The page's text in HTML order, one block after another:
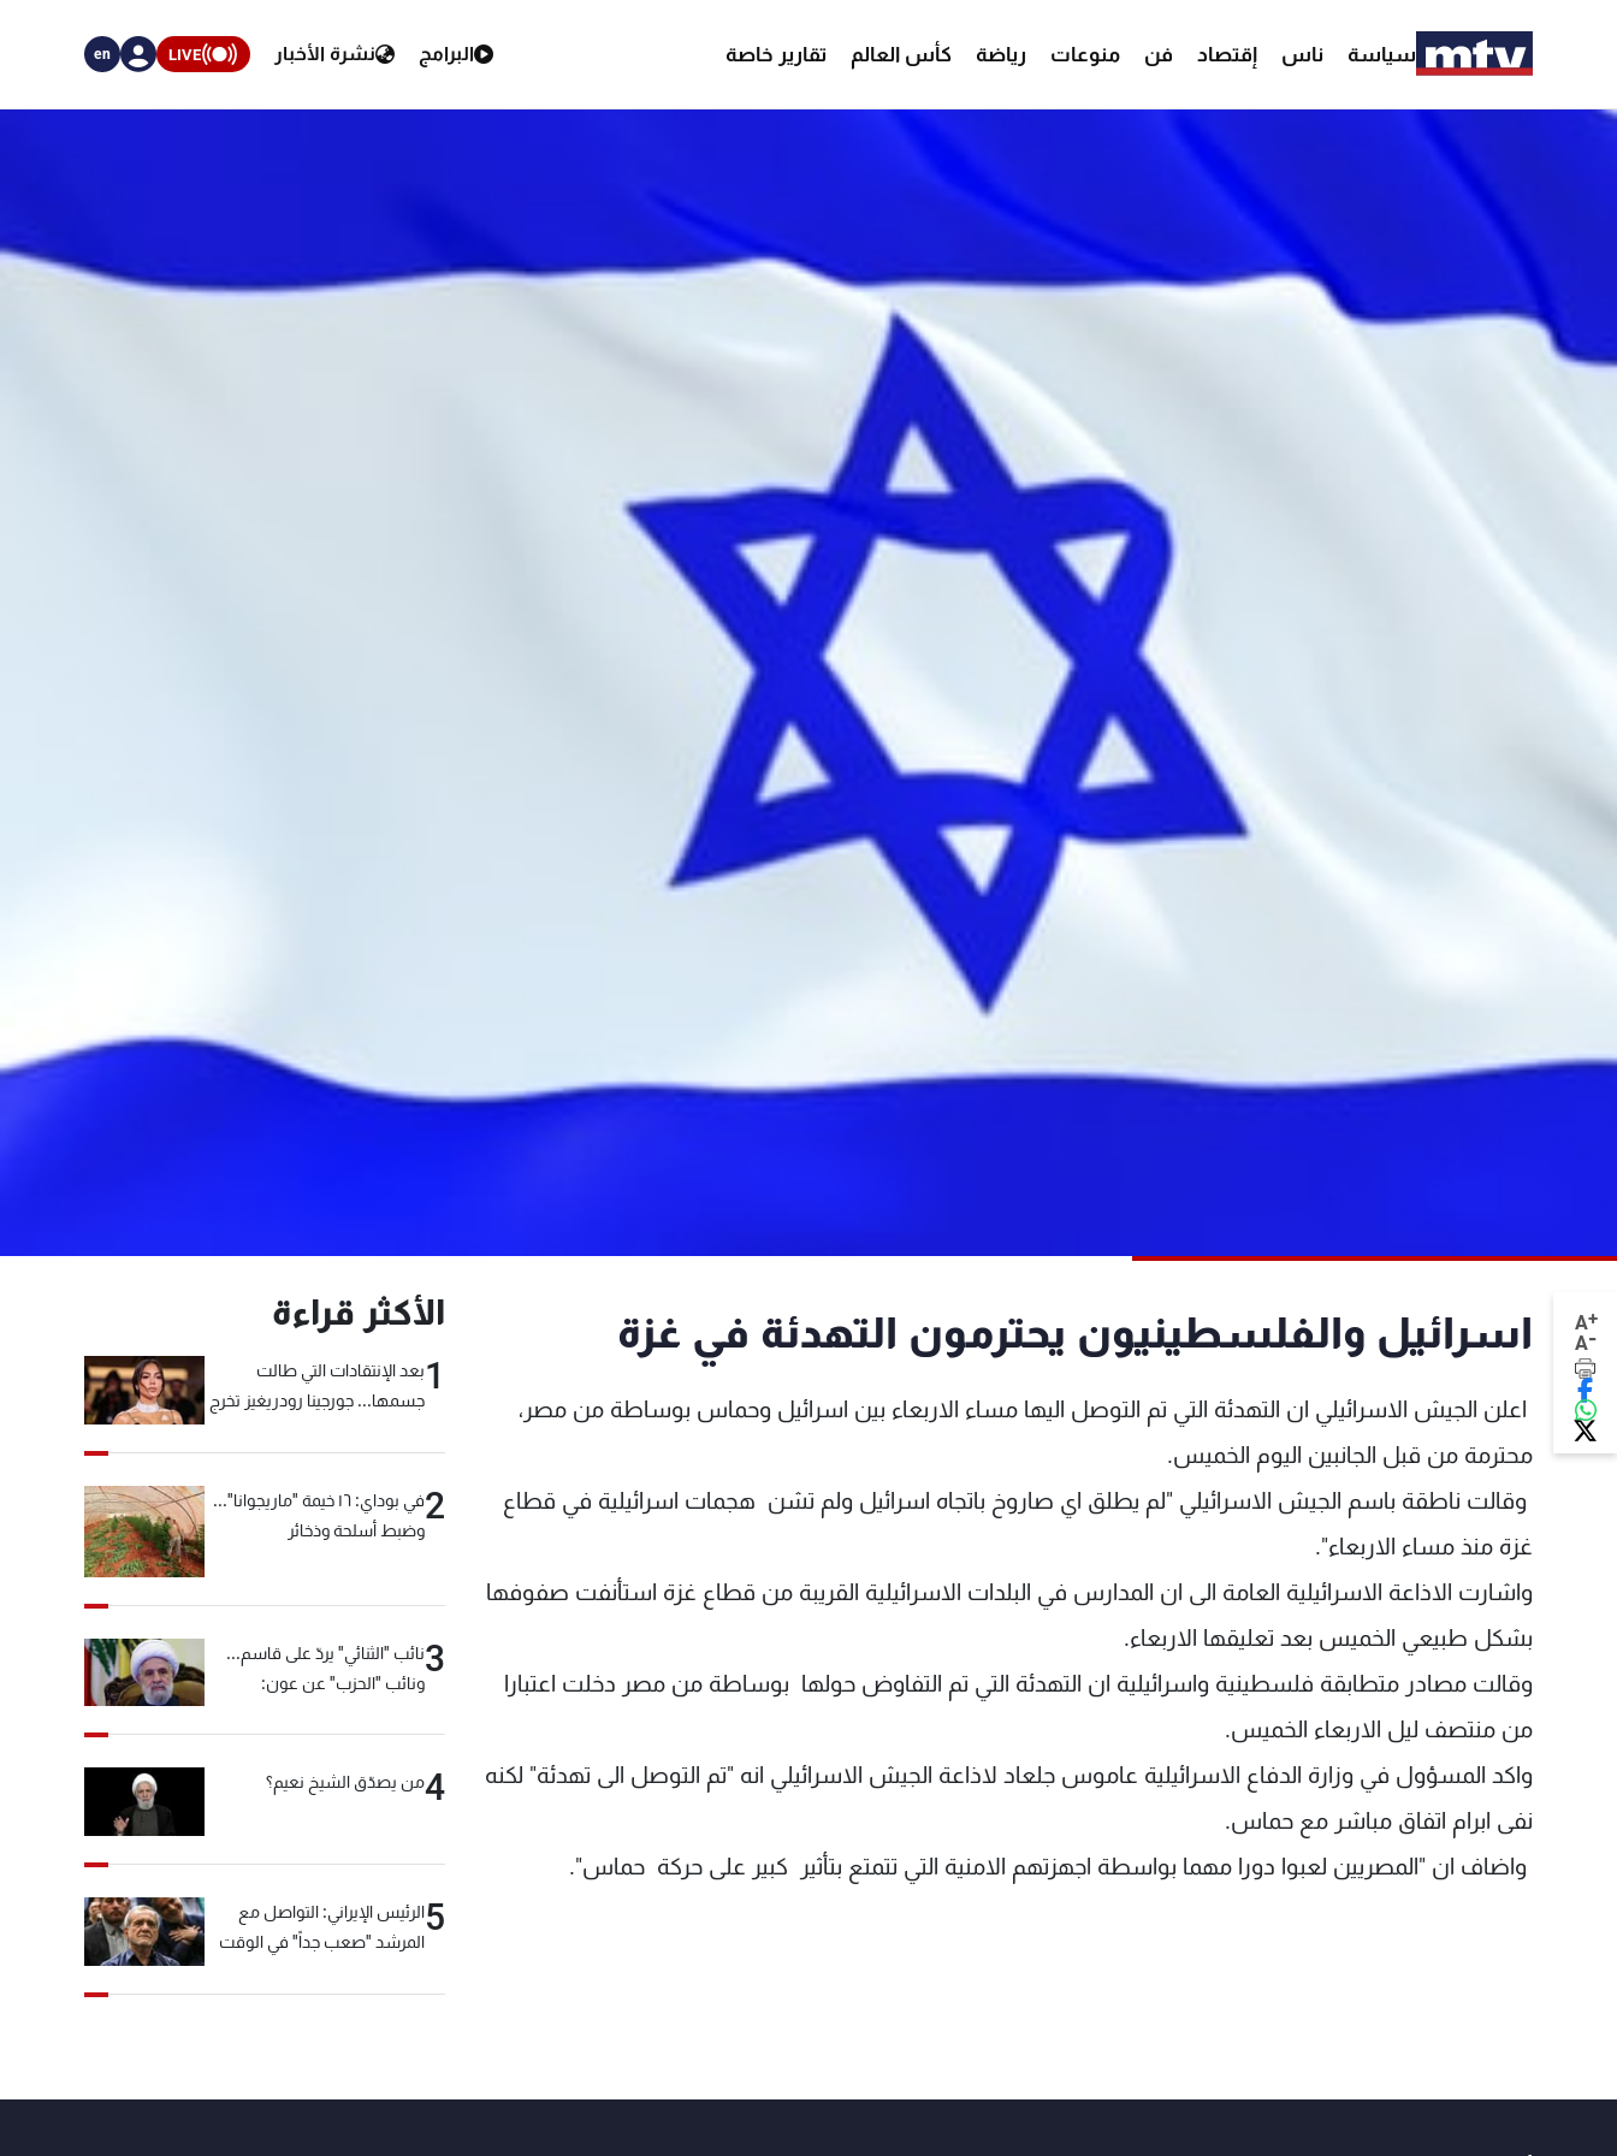
سياسة ناس إقتصاد فن منوعات رياضة كأس العالم تقارير خاصة البرامج نشرة الأخبار LIVE
en
A+
A- اسرائيل والفلسطينيون يحترمون التهدئة في غزة
اعلن الجيش الاسرائيلي ان التهدئة التي تم التوصل اليها مساء الاربعاء بين اسرائيل وحماس بوساطة من مصر،
محترمة من قبل الجانبين اليوم الخميس.
وقالت ناطقة باسم الجيش الاسرائيلي "لم يطلق اي صاروخ باتجاه اسرائيل ولم تشن هجمات اسرائيلية في قطاع
غزة منذ مساء الاربعاء".
واشارت الاذاعة الاسرائيلية العامة الى ان المدارس في البلدات الاسرائيلية القريبة من قطاع غزة استأنفت صفوفها
بشكل طبيعي الخميس بعد تعليقها الاربعاء.
وقالت مصادر متطابقة فلسطينية واسرائيلية ان التهدئة التي تم التفاوض حولها بوساطة من مصر دخلت اعتبارا
من منتصف ليل الاربعاء الخميس.
واكد المسؤول في وزارة الدفاع الاسرائيلية عاموس جلعاد لاذاعة الجيش الاسرائيلي انه "تم التوصل الى تهدئة" لكنه
نفى ابرام اتفاق مباشر مع حماس.
واضاف ان "المصريين لعبوا دورا مهما بواسطة اجهزتهم الامنية التي تتمتع بتأثير كبير على حركة حماس".
الأكثر قراءة
1بعد الإنتقادات التي طالت
جسمها... جورجينا رودريغيز تخرج
2
في بوداي: ١٦ خيمة "ماريجوانا"...
وضبط أسلحة وذخائر
3نائب "الثنائي" يردّ على قاسم...
ونائب "الحزب" عن عون:
4من يصدّق الشيخ نعيم؟
5الرئيس الإيراني: التواصل مع
المرشد "صعب جداً" في الوقت